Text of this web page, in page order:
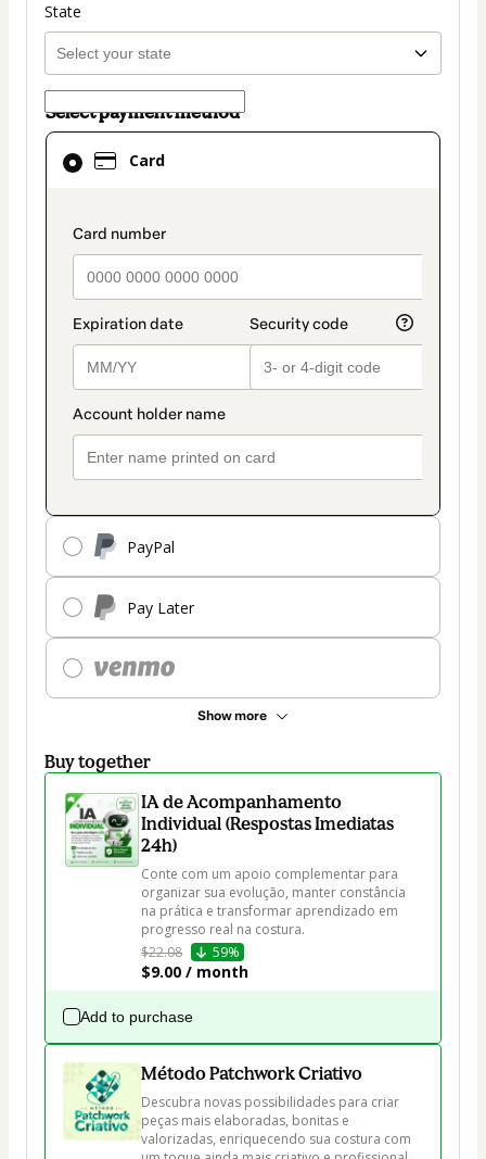
State
Select payment method
Card
payment_data.section_title_v2
PayPal
Pay Later
Show more
Card
selected
method
Buy together
IA de Acompanhamento
Individual (Respostas Imediatas
24h)
Conte com um apoio complementar para
organizar sua evolução, manter constância
na prática e transformar aprendizado em
progresso real na costura.
$22.08
59%
$9.00 / month
Add to purchase
Método Patchwork Criativo
Descubra novas possibilidades para criar
peças mais elaboradas, bonitas e
valorizadas, enriquecendo sua costura com